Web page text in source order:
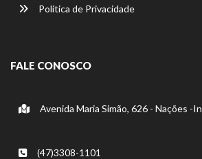
Política de Privacidade
FALE CONOSCO
Avenida Maria Simão, 626 - Nações -
(47)3308-1101